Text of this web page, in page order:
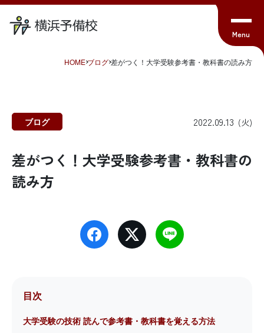
HOME ブログ 差がつく！大学受験参考書・教科書の読み方
ブログ 2022.09.13 (火)
差がつく！大学受験参考書・教科書の
読み方
目次
大学受験の技術 読んで参考書・教科書を覚える方法